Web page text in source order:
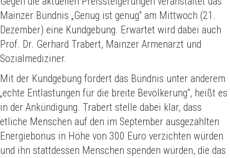
Mainzer Bündnis „Genug ist genug“ am Mittwoch (21.
Dezember) eine Kundgebung. Erwartet wird dabei auch
Prof. Dr. Gerhard Trabert, Mainzer Armenarzt und
Sozialmediziner.
Mit der Kundgebung fordert das Bündnis unter anderem
„echte Entlastungen für die breite Bevölkerung“, heißt es
in der Ankündigung. Trabert stelle dabei klar, dass
etliche Menschen auf den im September ausgezahlten
Energiebonus in Höhe von 300 Euro verzichten würden
und ihn stattdessen Menschen spenden würden, die das